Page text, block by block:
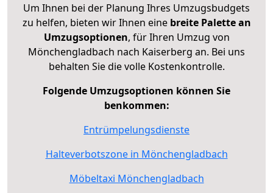
Um Ihnen bei der Planung Ihres Umzugsbudgets
zu helfen, bieten wir Ihnen eine breite Palette an
Umzugsoptionen, für Ihren Umzug von
Mönchengladbach nach Kaiserberg an. Bei uns
behalten Sie die volle Kostenkontrolle.
Folgende Umzugsoptionen können Sie
benkommen:
Entrümpelungsdienste
Halteverbotszone in Mönchengladbach
Möbeltaxi Mönchengladbach